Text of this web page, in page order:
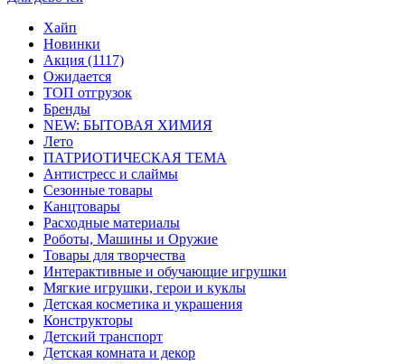
Хайп
Новинки
Акция (1117)
Ожидается
ТОП отгрузок
Бренды
NEW: БЫТОВАЯ ХИМИЯ
Лето
ПАТРИОТИЧЕСКАЯ ТЕМА
Антистресс и слаймы
Сезонные товары
Канцтовары
Расходные материалы
Роботы, Машины и Оружие
Товары для творчества
Интерактивные и обучающие игрушки
Мягкие игрушки, герои и куклы
Детская косметика и украшения
Конструкторы
Детский транспорт
Детская комната и декор